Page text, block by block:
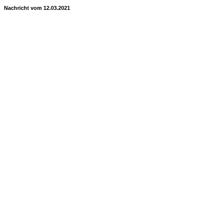
Nachricht vom 12.03.2021